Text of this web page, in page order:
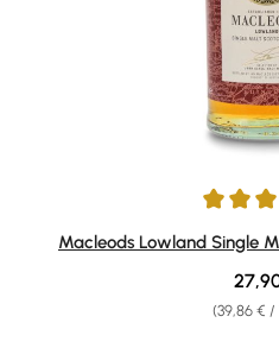
Durchschnittliche Bewertung
Macleods Lowland Single
(39,86 € /